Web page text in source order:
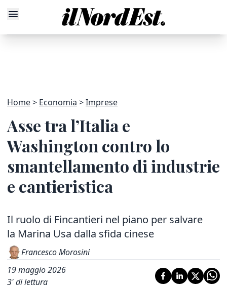
Home Economia Imprese
Asse tra l’Italia e
Washington contro lo
smantellamento di industrie
e cantieristica
Il ruolo di Fincantieri nel piano per salvare
la Marina Usa dalla sfida cinese
Francesco Morosini
19 maggio 2026
3' di lettura